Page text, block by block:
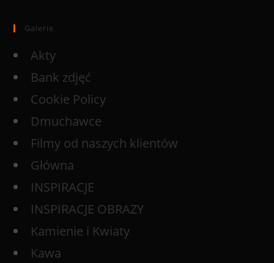
Galerie
Akty
Bank zdjęć
Cookie Policy
Dmuchawce
Filmy od naszych klientów
Główna
INSPIRACJE
INSPIRACJE OBRAZY
Kamienie i Kwiaty
Kawa